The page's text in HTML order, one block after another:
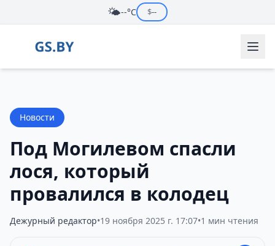
🌤️--°C $--
Новости
Под Могилевом спасли
лося, который
провалился в колодец
Дежурный редактор•19 ноября 2025 г. 17:07•1 мин чтения